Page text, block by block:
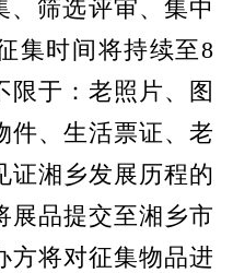
、筛选评审、集中
集时间将持续至8
限于：老照片、图
件、生活票证、老
证湘乡发展历程的
展品提交至湘乡市
方将对征集物品进